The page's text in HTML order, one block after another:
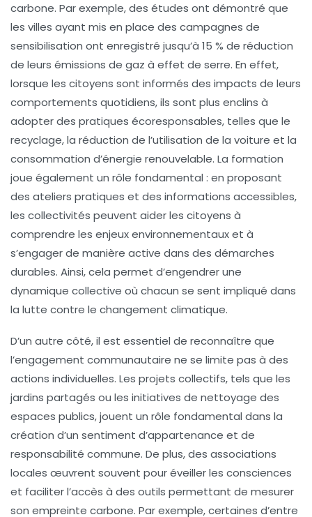
carbone. Par exemple, des études ont démontré que
les villes ayant mis en place des campagnes de
sensibilisation ont enregistré jusqu’à 15 % de réduction
de leurs émissions de gaz à effet de serre. En effet,
lorsque les citoyens sont informés des impacts de leurs
comportements quotidiens, ils sont plus enclins à
adopter des pratiques écoresponsables, telles que le
recyclage, la réduction de l’utilisation de la voiture et la
consommation d’énergie renouvelable. La formation
joue également un rôle fondamental : en proposant
des ateliers pratiques et des informations accessibles,
les collectivités peuvent aider les citoyens à
comprendre les enjeux environnementaux et à
s’engager de manière active dans des démarches
durables. Ainsi, cela permet d’engendrer une
dynamique collective où chacun se sent impliqué dans
la lutte contre le changement climatique.
D’un autre côté, il est essentiel de reconnaître que
l’engagement communautaire ne se limite pas à des
actions individuelles. Les projets collectifs, tels que les
jardins partagés ou les initiatives de nettoyage des
espaces publics, jouent un rôle fondamental dans la
création d’un sentiment d’appartenance et de
responsabilité commune. De plus, des associations
locales œuvrent souvent pour éveiller les consciences
et faciliter l’accès à des outils permettant de mesurer
son empreinte carbone. Par exemple, certaines d’entre